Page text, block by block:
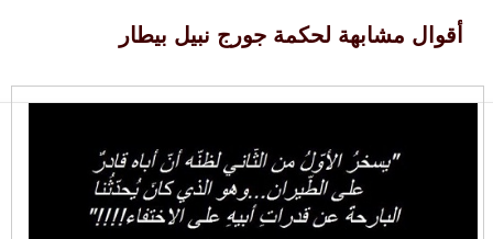
أقوال مشابهة لحكمة جورج نبيل بيطار